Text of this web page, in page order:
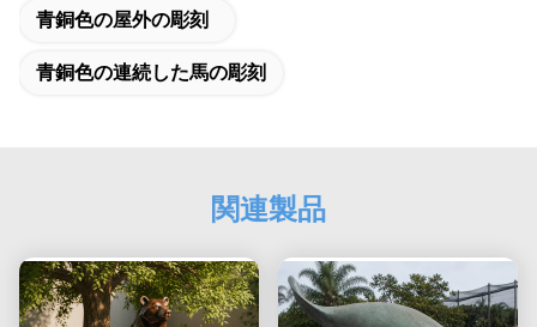
青銅色の屋外の彫刻
青銅色の連続した馬の彫刻
関連製品